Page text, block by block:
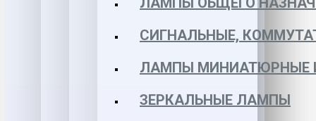
СИГНАЛЬНЫЕ,
ЛАМПЫ МИНИАТЮРНЫЕ
ЗЕРКАЛЬНЫЕ ЛАМПЫ